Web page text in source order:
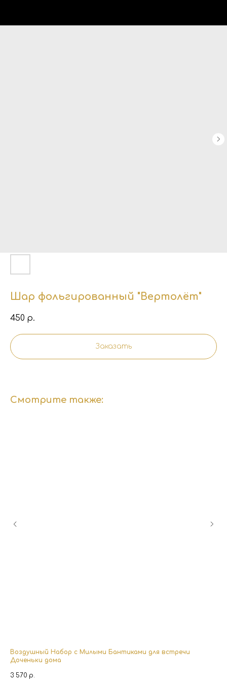
Шар фольгированный "Вертолёт"
450 р.
Заказать
Смотрите также:
Воздушный Набор с Милыми Бантиками для встречи
Доченьки дома
3 570 р.